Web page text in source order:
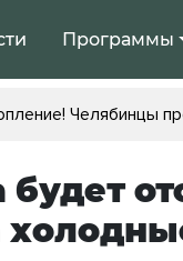
Программы
Челябинцы
будет